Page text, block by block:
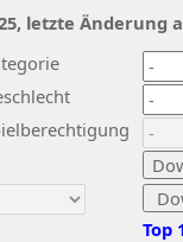
Top
letzte Änderung